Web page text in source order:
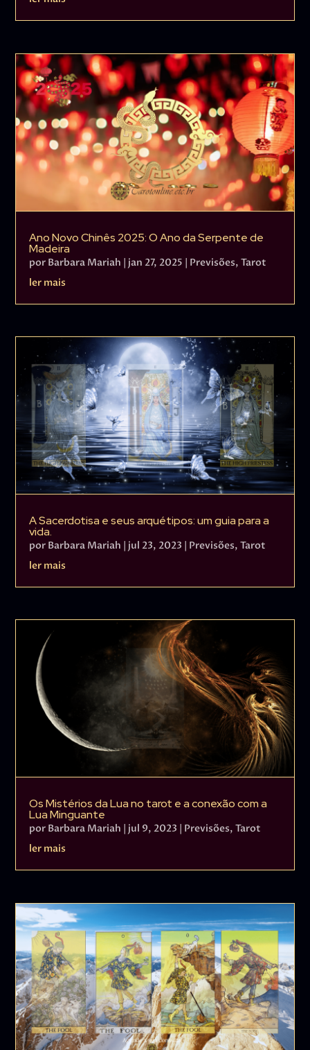
Ano Novo Chinês 2025: O Ano da Serpente de
Madeira
por Barbara Mariah | jan 27, 2025 | Previsões,Tarot
ler mais
A Sacerdotisa e seus arquétipos: um guia para a
vida.
por Barbara Mariah | jul 23, 2023 | Previsões,Tarot
ler mais
Os Mistérios da Lua no tarot e a conexão com a
Lua Minguante
por Barbara Mariah jul 9, 2023 Previsões,Tarot
ler mais